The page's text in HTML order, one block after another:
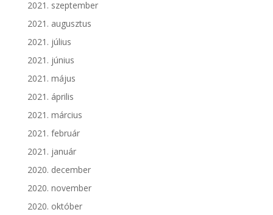
2021. szeptember
2021. augusztus
2021. július
2021. június
2021. május
2021. április
2021. március
2021. február
2021. január
2020. december
2020. november
2020. október